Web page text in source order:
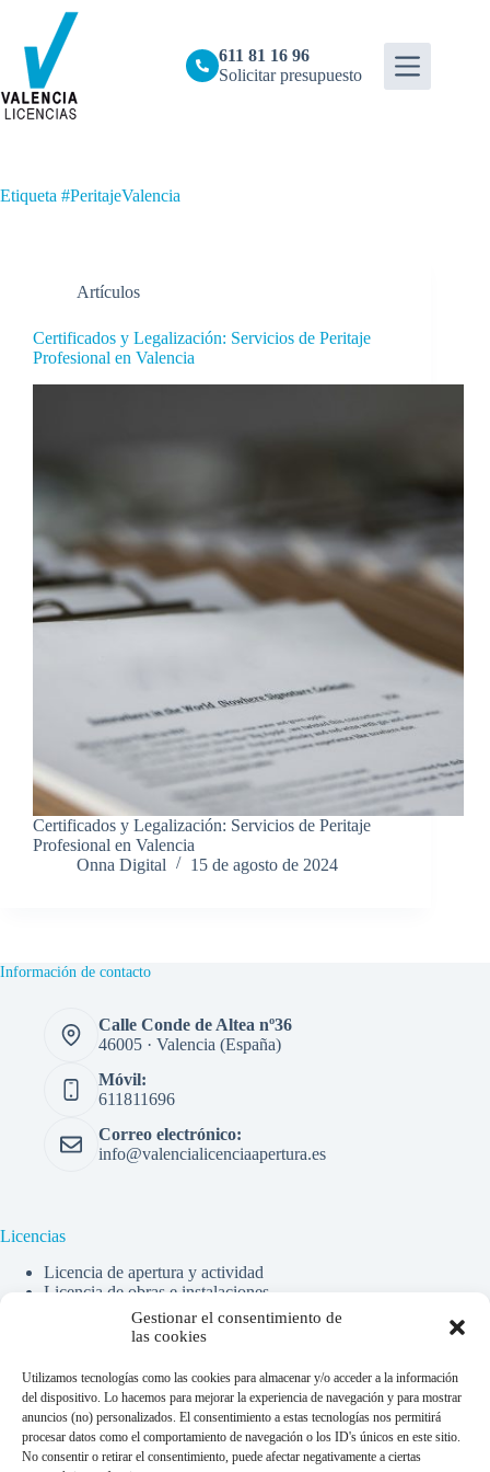
Gestionar el consentimiento de
las cookies
Utilizamos tecnologías como las cookies para almacenar y/o acceder a la información
del dispositivo. Lo hacemos para mejorar la experiencia de navegación y para mostrar
anuncios (no) personalizados. El consentimiento a estas tecnologías nos permitirá
procesar datos como el comportamiento de navegación o los ID's únicos en este sitio.
No consentir o retirar el consentimiento, puede afectar negativamente a ciertas
contenido
611 81 16 96
Solicitar presupuesto
Etiqueta #PeritajeValencia
Artículos
Certificados y Legalización: Servicios de Peritaje
Profesional en Valencia
Certificados y Legalización: Servicios de Peritaje
Profesional en Valencia
Onna Digital
15 de agosto de 2024
Información de contacto
Calle Conde de Altea nº36
46005 · Valencia (España)
Móvil:
611811696
Correo electrónico:
info@valencialicenciaapertura.es
Licencias
Licencia de apertura y actividad
Licencia de obras e instalaciones
Certificados y Legalización
Financiado por la Unión Europea -
NextGenerationEU